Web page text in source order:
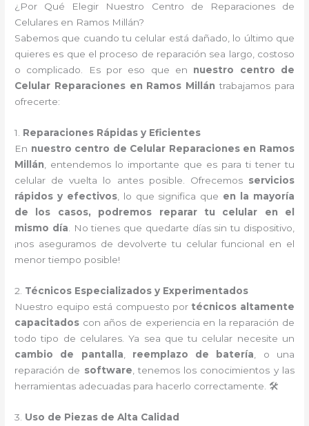
¿Por Qué Elegir Nuestro Centro de Reparaciones de
Celulares en Ramos Millán?
Sabemos que cuando tu celular está dañado, lo último que
quieres es que el proceso de reparación sea largo, costoso
o complicado. Es por eso que en nuestro centro de
Celular Reparaciones en Ramos Millán trabajamos para
ofrecerte:
1. Reparaciones Rápidas y Eficientes
En nuestro centro de Celular Reparaciones en Ramos
Millán , entendemos lo importante que es para ti tener tu
celular de vuelta lo antes posible. Ofrecemos servicios
rápidos y efectivos, lo que significa que en la mayoría
de los casos, podremos reparar tu celular en el
mismo día . No tienes que quedarte días sin tu dispositivo,
¡nos aseguramos de devolverte tu celular funcional en el
menor tiempo posible!
2. Técnicos Especializados y Experimentados
Nuestro equipo está compuesto por técnicos altamente
capacitados con años de experiencia en la reparación de
todo tipo de celulares. Ya sea que tu celular necesite un
cambio de pantalla
reemplazo de batería , o una
reparación de software , tenemos los conocimientos y las
herramientas adecuadas para hacerlo correctamente. 🛠️
3. Uso de Piezas de Alta Calidad